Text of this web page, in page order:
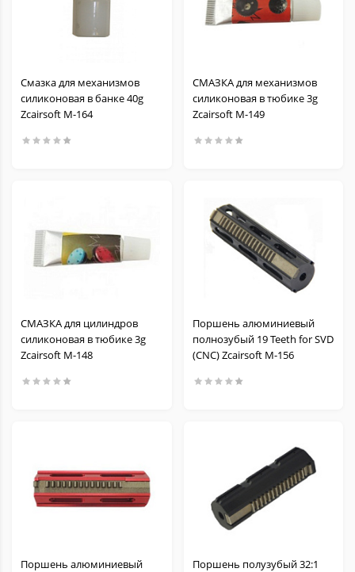
Смазка для механизмов
силиконовая в банке 40g
Zcairsoft M-164
СМАЗКА для механизмов
силиконовая в тюбике 3g
Zcairsoft M-149
СМАЗКА для цилиндров
силиконовая в тюбике 3g
Zcairsoft M-148
Поршень алюминиевый
полнозубый 19 Teeth for SVD
(CNC) Zcairsoft M-156
Поршень алюминиевый
Поршень полузубый 32:1